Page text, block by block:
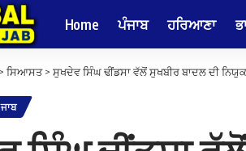
Home ਪੰਜਾਬ ਹਰਿਆਣਾ
> ਸਿਆਸਤ> ਸੁਖਦੇਵ ਸਿੰਘ ਢੀਂਡਸਾ ਵੱਲੋਂ ਸੁਖਬੀਰ ਬਾਦਲ ਦੀ